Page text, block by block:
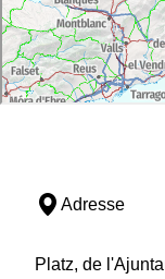
Adresse
Platz, de